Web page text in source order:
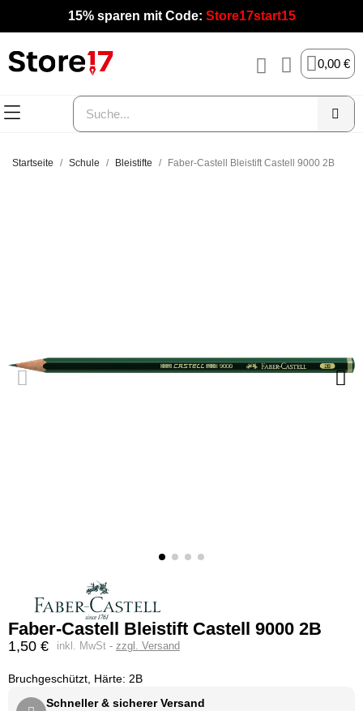
15% sparen mit Code: Store17start15
0,00 €
Startseite Schule Bleistifte Faber-Castell Bleistift Castell 9000 2B
Faber-Castell Bleistift Castell 9000 2B
1,50 € inkl. MwSt zzgl. Versand
Bruchgeschützt, Härte: 2B
Schneller & sicherer Versand